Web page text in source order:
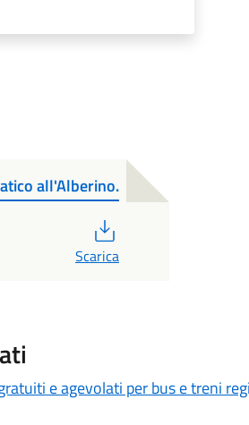
all'Alberino.
Scarica
e agevolati per bus e treni